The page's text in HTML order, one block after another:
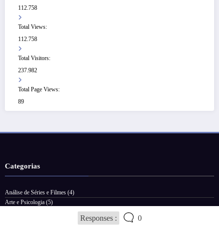
Responses : 0
112.758
Total Views:
112.758
Total Visitors:
237.982
Total Page Views:
89
Categorias
Análise de Séries e Filmes (4)
Arte e Psicologia (5)